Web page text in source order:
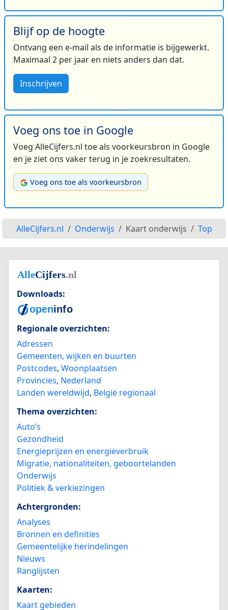
Blijf op de hoogte
Ontvang een e-mail als de informatie is bijgewerkt.
Maximaal 2 per jaar en niets anders dan dat.
Inschrijven
Voeg ons toe in Google
Voeg AlleCijfers.nl toe als voorkeursbron in Google
en je ziet ons vaker terug in je zoekresultaten.
Voeg ons toe als voorkeursbron
AlleCijfers.nl Onderwijs Kaart onderwijs Top
Downloads:
Regionale overzichten:
Adressen
Gemeenten, wijken en buurten
Postcodes, Woonplaatsen
Provincies, Nederland
Landen wereldwijd, België regionaal
Thema overzichten:
Auto’s
Gezondheid
Energieprijzen en energieverbruik
Migratie, nationaliteiten, geboortelanden
Onderwijs
Politiek & verkiezingen
Achtergronden:
Analyses
Bronnen en definities
Gemeentelijke herindelingen
Nieuws
Ranglijsten
Kaarten:
Kaart gebieden